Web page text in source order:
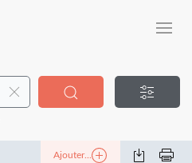
Ajouter...